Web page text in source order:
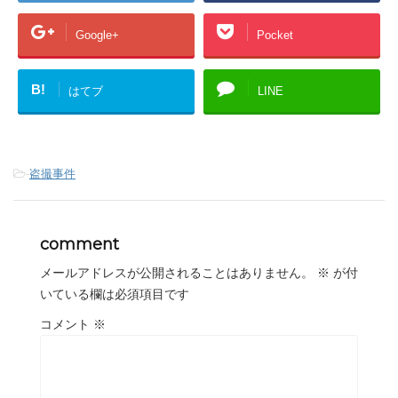
Google+ Pocket
B! はてブ LINE
-盗撮事件
comment
メールアドレスが公開されることはありません。 ※ が付
いている欄は必須項目です
コメント ※